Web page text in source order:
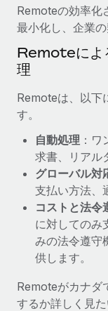
プラス）
Remoteの使命は
業務に最適な人
ることです。この
給与詐欺：種類
給与, 賃金は詐欺
ム間で頻繁に移動
を保護することは
詳細を見る
Remoteの効率化
最小化し、企業
Remoteによ
理
Remoteは、以下
す。
自動処理 ：
求書、リアル
グローバル対
支払い方法、
コストと法令
に対してのみ
みの法令遵守
供します。
Remoteがカナダ
するか詳しく見